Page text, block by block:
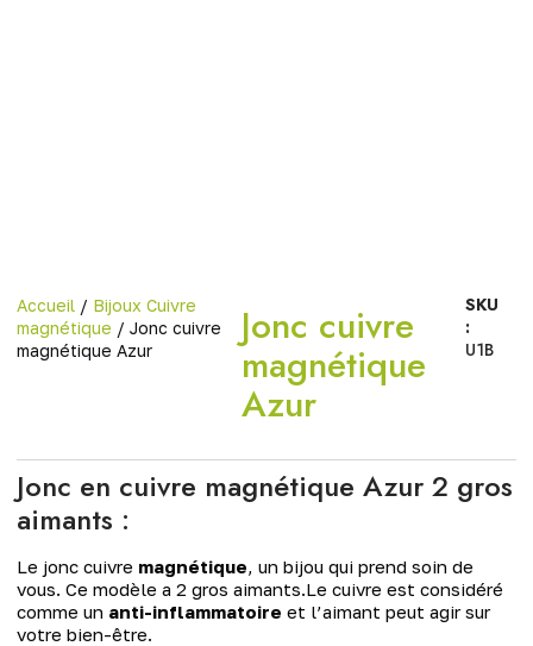
Accueil / Bijoux Cuivre
magnétique / Jonc cuivre
magnétique Azur
Jonc cuivre
magnétique
Azur
SKU
:
U1B
Jonc en cuivre magnétique Azur 2 gros
aimants :
Le jonc cuivre magnétique, un bijou qui prend soin de
vous. Ce modèle a 2 gros aimants.Le cuivre est considéré
comme un anti-inflammatoire et l’aimant peut agir sur
votre bien-être.